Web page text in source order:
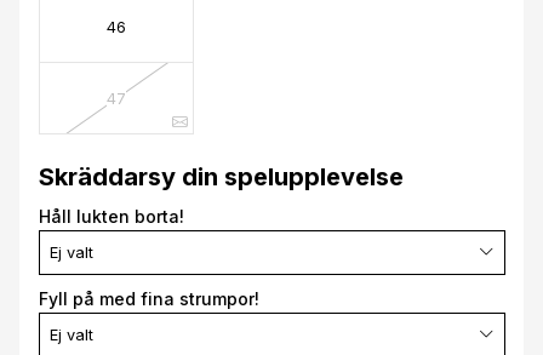
46
47
Skräddarsy din spelupplevelse
Håll lukten borta!
Ej valt
Fyll på med fina strumpor!
Ej valt